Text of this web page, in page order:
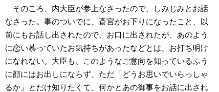
そのころ、内大臣が参上なさったので、しみじみとお話
なさった。事のついでに、斎宮がお下りになったこと、以
前にもお話し出されたので、お口に出されたが、あのよう
に恋い慕っていたお気持ちがあったなどとは、お打ち明け
になれない。大臣も、このようなご意向を知っているふう
に顔にはお出しにならず、ただ「どうお思いでいらっしゃ
るか」とだけ知りたくて、何かとあの御事をお話に出され